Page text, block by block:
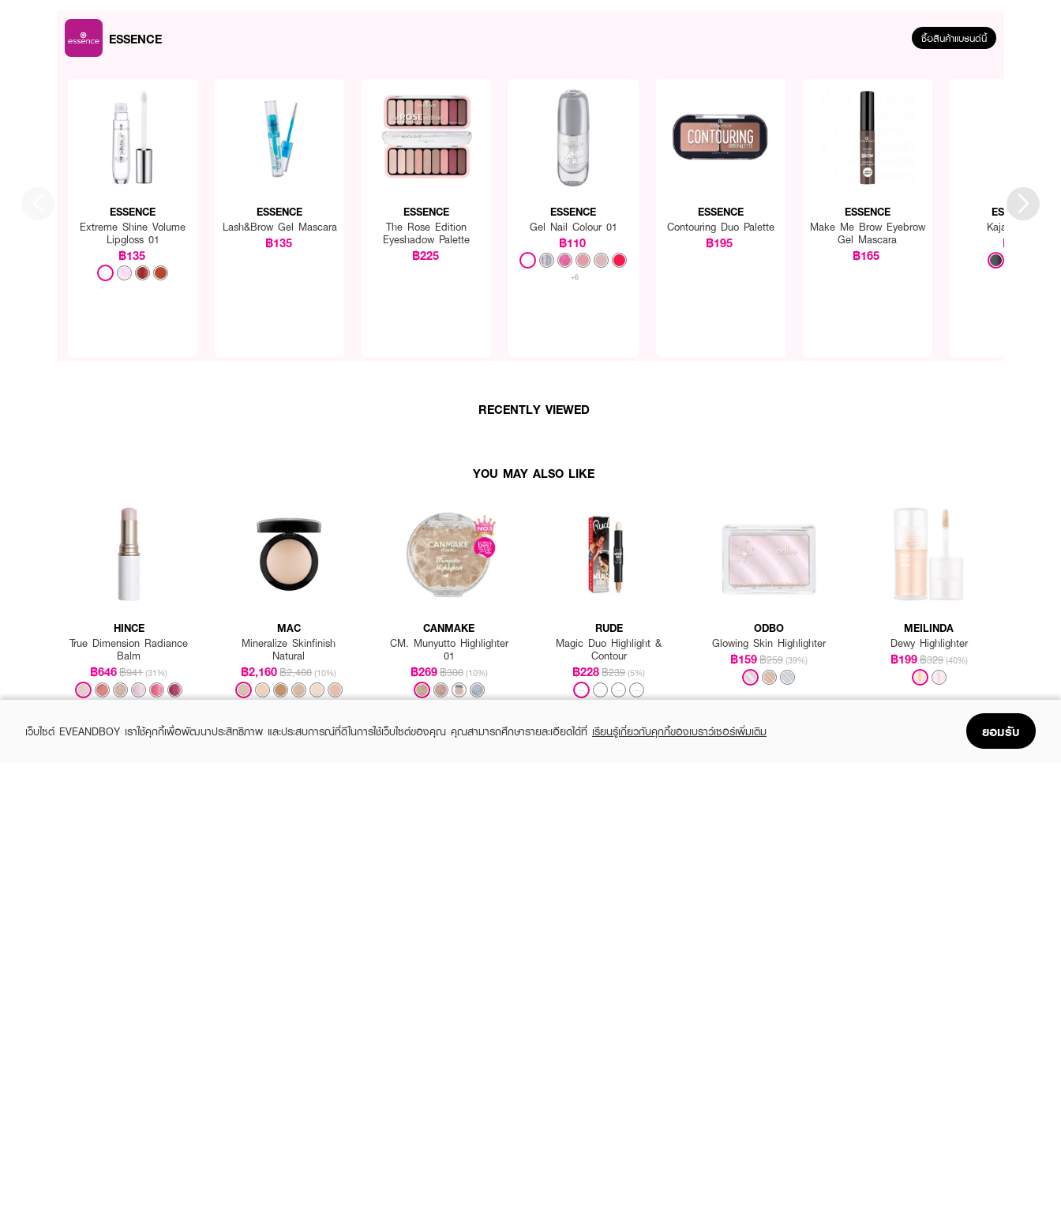
ใช้กับผิวหน้า
ESSENCE ซื้อสินค้าแบรนด์นี้
ESSENCE
Extreme Shine Volume
Lipgloss 01
฿135
ESSENCE
Lash&Brow Gel Mascara
฿135
ESSENCE
The Rose Edition
Eyeshadow Palette
฿225
ESSENCE
Gel Nail Colour 01
฿110
+6
ESSENCE
Contouring Duo Palette
฿195
ESSENCE
Make Me Brow Eyebrow
Gel Mascara
฿165
ESSENCE
Kajal Pencil
฿65
RECENTLY VIEWED
YOU MAY ALSO LIKE
HINCE
True Dimension Radiance
Balm
฿646฿941 (31%)
MAC
Mineralize Skinfinish
Natural
฿2,160฿2,400 (10%)
CANMAKE
CM. Munyutto Highlighter
01
฿269฿300 (10%)
RUDE
Magic Duo Highlight &
Contour
฿228฿239 (5%)
ODBO
Glowing Skin Highlighter
฿159฿259 (39%)
MEILINDA
Dewy Highlighter
฿199฿329 (40%)
เว็บไซต์ EVEANDBOY เราใช้คุกกี้เพื่อพัฒนาประสิทธิภาพ และประสบการณ์ที่ดีในการใช้เว็บไซต์ของคุณ คุณสามารถศึกษารายละเอียดได้ที่ เรียนรู้เกี่ยวกับคุกกี้ของเบราว์เซอร์เพิ่มเติม ยอมรับ